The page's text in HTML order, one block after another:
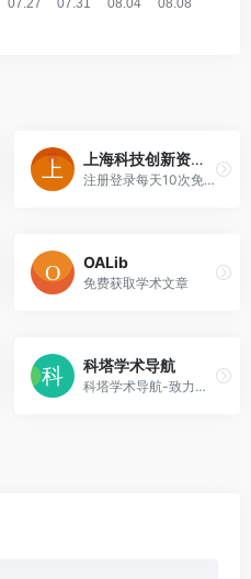
上海科技创新资源数据中心
注册登录每天10次免费下载论文
OALib
免费获取学术文章
科塔学术导航
科塔学术导航-致力于成为国内领先的科研与学术资源导航平台，为科研人员提供科研网站导航，网址库等服务，让科研工作更简单、更有效率。